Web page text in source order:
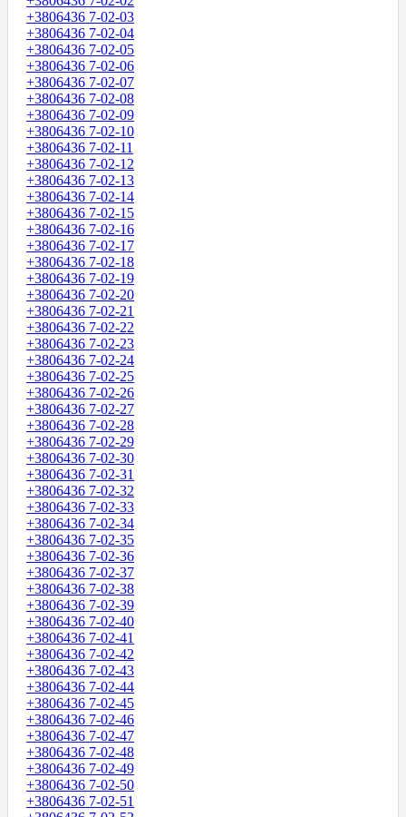
+3806436 7-02-03
+3806436 7-02-04
+3806436 7-02-05
+3806436 7-02-06
+3806436 7-02-07
+3806436 7-02-08
+3806436 7-02-09
+3806436 7-02-10
+3806436 7-02-11
+3806436 7-02-12
+3806436 7-02-13
+3806436 7-02-14
+3806436 7-02-15
+3806436 7-02-16
+3806436 7-02-17
+3806436 7-02-18
+3806436 7-02-19
+3806436 7-02-20
+3806436 7-02-21
+3806436 7-02-22
+3806436 7-02-23
+3806436 7-02-24
+3806436 7-02-25
+3806436 7-02-26
+3806436 7-02-27
+3806436 7-02-28
+3806436 7-02-29
+3806436 7-02-30
+3806436 7-02-31
+3806436 7-02-32
+3806436 7-02-33
+3806436 7-02-34
+3806436 7-02-35
+3806436 7-02-36
+3806436 7-02-37
+3806436 7-02-38
+3806436 7-02-39
+3806436 7-02-40
+3806436 7-02-41
+3806436 7-02-42
+3806436 7-02-43
+3806436 7-02-44
+3806436 7-02-45
+3806436 7-02-46
+3806436 7-02-47
+3806436 7-02-48
+3806436 7-02-49
+3806436 7-02-50
+3806436 7-02-51